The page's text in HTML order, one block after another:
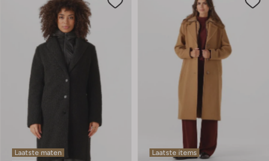
Laatste maten
Laatste items